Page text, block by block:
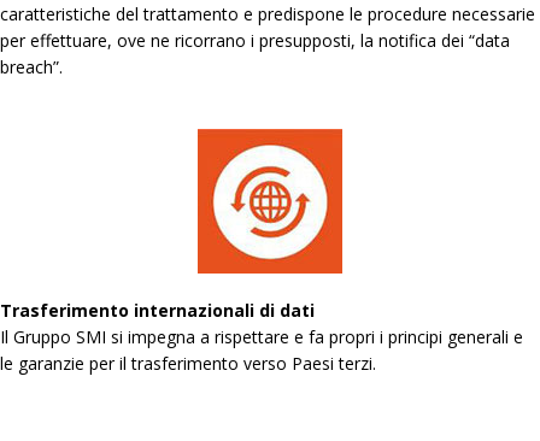
caratteristiche del trattamento e predispone le procedure necessarie
per effettuare, ove ne ricorrano i presupposti, la notifica dei “data
breach”.
Trasferimento internazionali di dati
Il Gruppo SMI si impegna a rispettare e fa propri i principi generali e
le garanzie per il trasferimento verso Paesi terzi.